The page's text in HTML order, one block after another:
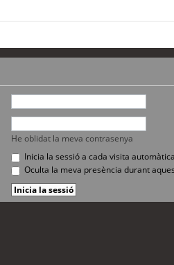
He oblidat la meva contrasenya
Inicia la sessió a cada visita
Oculta la meva presència durant